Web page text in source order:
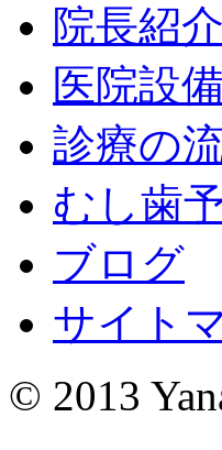
院長紹介
医院設
診療の
むし歯
ブログ
サイト
© 2013